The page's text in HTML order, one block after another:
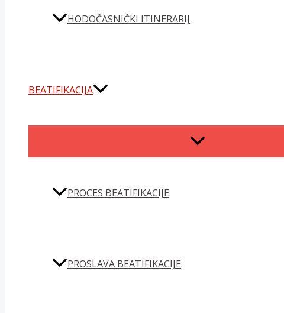
HODOČASNIČKI ITINERARIJ
BEATIFIKACIJA
MENU
TOGGLE
PROCES BEATIFIKACIJE
PROSLAVA BEATIFIKACIJE